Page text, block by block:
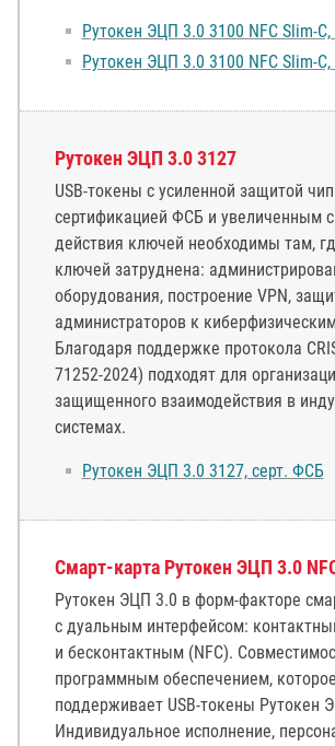
Рутокен ЭЦП 3.0 3100 NFC Slim-
Рутокен ЭЦП 3.0 3100 NFC Slim-
Рутокен ЭЦП 3.0 3127
USB-токены с усиленной защитой
сертификацией ФСБ и увеличенным
действия ключей необходимы там,
ключей затруднена:
оборудования, построение VPN,
администраторов к
Благодаря поддержке протокола
71252-2024) подходят для
защищенного взаимодействия в
системах.
Рутокен ЭЦП 3.0 3127, серт. ФСБ
Смарт-карта Рутокен ЭЦП 3.0
Рутокен ЭЦП 3.0 в форм-факторе
с дуальным интерфейсом:
и бесконтактным (NFC).
программным обеспечением, которое
поддерживает USB-токены Рутокен
Индивидуальное исполнение,